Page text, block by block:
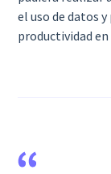
el uso de datos
productividad